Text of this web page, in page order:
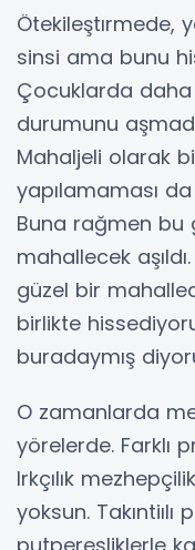
Ötekileştırmede,
sinsi ama bunu
Çocuklarda daha
durumunu
Mahaljeli olarak
yapılamaması
Buna rağmen bu
mahallecek
güzel bir
birlikte
buradaymış
O zamanlarda
yörelerde. Farklı
Irkçılık
yoksun.
putperesliklerle